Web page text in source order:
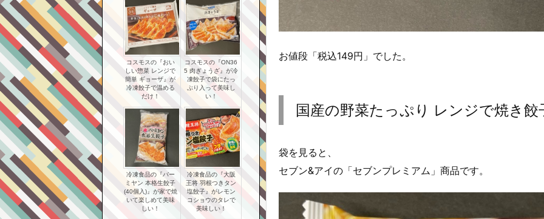
お値段「税込149円」でした。
国産の野菜たっぷり レンジで焼き餃
袋を見ると、
セブン&アイの「セブンプレミアム」商品です。
コスモスの『おい
しい惣菜 レンジで
簡単 ギョーザ』が
冷凍餃子で温める
だけ！
コスモスの『ON36
5 肉ぎょうざ』が冷
凍餃子で袋にたっ
ぷり入って美味し
い！
冷凍食品の『バー
ミヤン 本格生餃子
(40個入)』が家で焼
いて楽しめて美味
しい！
冷凍食品の『大阪
王将 羽根つきタン
塩餃子』がレモン
コショウのタレで
美味しい！